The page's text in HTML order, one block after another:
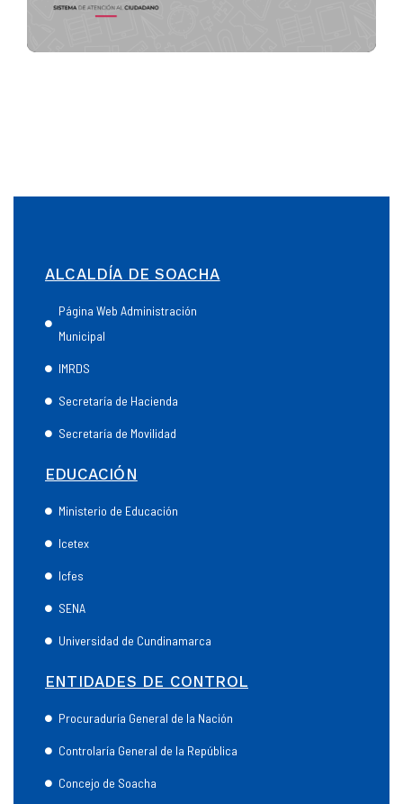
ALCALDÍA DE SOACHA
Página Web Administración
Municipal
IMRDS
Secretaría de Hacienda
Secretaría de Movilidad
EDUCACIÓN
Ministerio de Educación
Icetex
Icfes
SENA
Universidad de Cundinamarca
ENTIDADES DE CONTROL
Procuraduría General de la Nación
Controlaría General de la República
Concejo de Soacha